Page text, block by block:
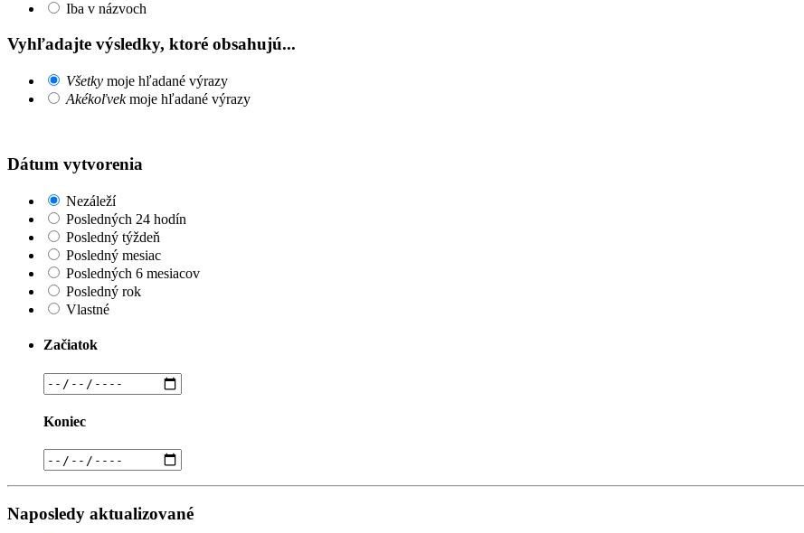
Iba v názvoch
Vyhľadajte výsledky, ktoré obsahujú...
Všetky moje hľadané výrazy
Akékoľvekmoje hľadané výrazy
Dátum vytvorenia
Nezáleží
Posledných 24 hodín
Posledný týždeň
Posledný mesiac
Posledných 6 mesiacov
Posledný rok
Vlastné
Začiatok
Koniec
Naposledy aktualizované